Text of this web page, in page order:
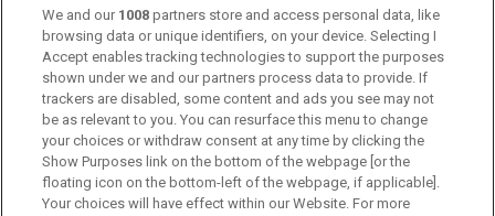
Om oss
Kontakta oss
Kundtjänst
Sponsor: Rekatochklart
Annonsera på Fotbolldirekt
We and our 1008 partners store and access personal data, like
browsing data or unique identifiers, on your device. Selecting I
Accept enables tracking technologies to support the purposes
shown under we and our partners process data to provide. If
trackers are disabled, some content and ads you see may not
be as relevant to you. You can resurface this menu to change
your choices or withdraw consent at any time by clicking the
Show Purposes link on the bottom of the webpage [or the
floating icon on the bottom-left of the webpage, if applicable].
Your choices will have effect within our Website. For more